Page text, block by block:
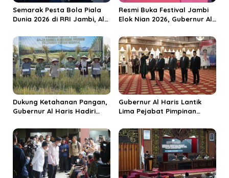
Semarak Pesta Bola Piala
Dunia 2026 di RRI Jambi, Al
Ekonomi Rakyat
Resmi Buka Festival Jambi
Elok Nian 2026, Gubernur Al
Jadi Destinasi Wisata
Budaya Unggulan
Dukung Ketahanan Pangan,
Gubernur Al Haris Hadiri
Kabupaten Tanjungjabung
Timur
Gubernur Al Haris Lantik
Lima Pejabat Pimpinan
Penguatan Kinerja dan
Integritas